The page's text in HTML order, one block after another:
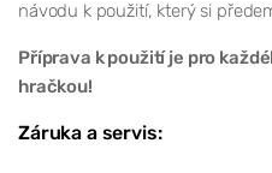
návodu k použití, který si
Příprava k použití je pro
hračkou!
Záruka a servis: